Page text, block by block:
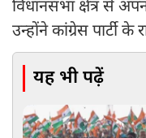
विधानसभा क्षेत्र से
उन्होंने कांग्रेस पार्टी
यह भी पढ़ें